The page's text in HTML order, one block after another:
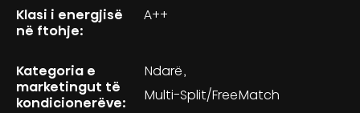
Klasi i energjisë
në ftohje:
A++
Kategoria e
marketingut të
kondicionerëve:
Ndarë
Multi-Split/FreeMatch